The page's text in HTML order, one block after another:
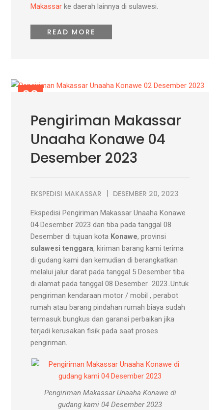
Makassar ke daerah lainnya di sulawesi.
READ MORE
20
Pengiriman Makassar
Unaaha Konawe 04
Desember 2023
EKSPEDISI MAKASSAR DESEMBER 20, 2023
Ekspedisi Pengiriman Makassar Unaaha Konawe
04 Desember 2023 dan tiba pada tanggal 08
Desember di tujuan kota Konawe, provinsi
sulawesi tenggara, kiriman barang kami terima
di gudang kami dan kemudian di berangkatkan
melalui jalur darat pada tanggal 5 Desember tiba
di alamat pada tanggal 08 Desember 2023..Untuk
pengiriman kendaraan motor / mobil , perabot
rumah atau barang pindahan rumah biaya sudah
termasuk bungkus dan garansi perbaikan jika
terjadi kerusakan fisik pada saat proses
pengiriman.
Pengiriman Makassar Unaaha Konawe di
gudang kami 04 Desember 2023